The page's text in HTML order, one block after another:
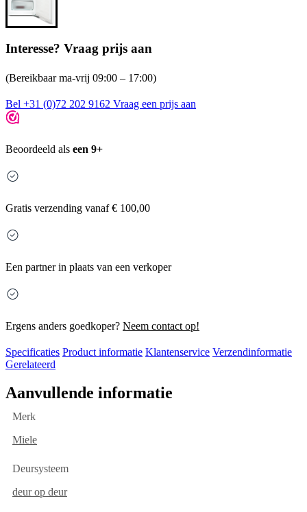
Interesse? Vraag prijs aan
(Bereikbaar ma-vrij 09:00 – 17:00)
Bel +31 (0)72 202 9162 Vraag een prijs aan
Beoordeeld als een 9+
Gratis verzending vanaf € 100,00
Een partner in plaats van een verkoper
Ergens anders goedkoper? Neem contact op!
Specificaties Product informatie Klantenservice Verzendinformatie
Gerelateerd
Aanvullende informatie
Merk
Miele
Deursysteem
deur op deur